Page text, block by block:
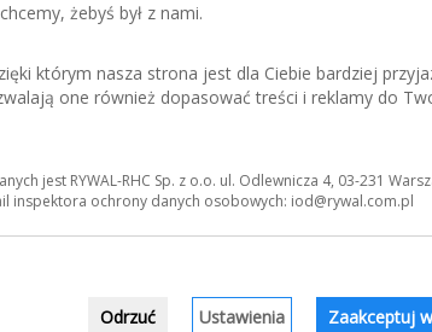
ZOBACZ
żebyś był z nami.
którym nasza strona jest dla Ciebie bardziej
one również dopasować treści i reklamy do
jest RYWAL-RHC Sp. z o.o. ul. Odlewnicza 4, 03-231
inspektora ochrony danych osobowych: iod@rywal.com.pl
Odrzuć Ustawienia Zaakceptuj